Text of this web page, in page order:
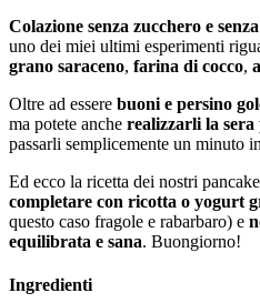
Colazione senza zucchero e
uno dei miei ultimi esperimenti
grano saraceno, farina di cocco,
Oltre ad essere buoni e persino
ma potete anche realizzarli la sera
passarli semplicemente un minuto
Ed ecco la ricetta dei nostri
completare con ricotta o yogurt
questo caso fragole e rabarbaro) e
equilibrata e sana. Buongiorno!
Ingredienti